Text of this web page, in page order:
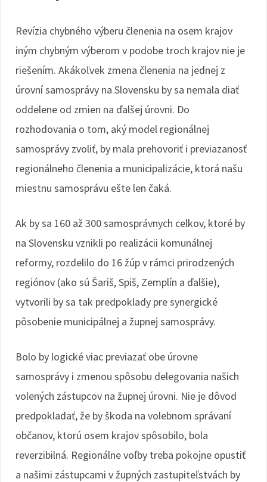
Revízia chybného výberu členenia na osem krajov
iným chybným výberom v podobe troch krajov nie je
riešením. Akákoľvek zmena členenia na jednej z
úrovní samosprávy na Slovensku by sa nemala diať
oddelene od zmien na ďalšej úrovni. Do
rozhodovania o tom, aký model regionálnej
samosprávy zvoliť, by mala prehovoriť i previazanosť
regionálneho členenia a municipalizácie, ktorá našu
miestnu samosprávu ešte len čaká.
Ak by sa 160 až 300 samosprávnych celkov, ktoré by
na Slovensku vznikli po realizácii komunálnej
reformy, rozdelilo do 16 žúp v rámci prirodzených
regiónov (ako sú Šariš, Spiš, Zemplín a ďalšie),
vytvorili by sa tak predpoklady pre synergické
pôsobenie municipálnej a župnej samosprávy.
Bolo by logické viac previazať obe úrovne
samosprávy i zmenou spôsobu delegovania našich
volených zástupcov na župnej úrovni. Nie je dôvod
predpokladať, že by škoda na volebnom správaní
občanov, ktorú osem krajov spôsobilo, bola
reverzibilná. Regionálne voľby treba pokojne opustiť
a našimi zástupcami v župných zastupiteľstvách by